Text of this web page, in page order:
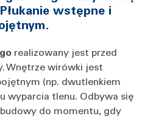
wstępne i
realizowany jest przed
Wnętrze wirówki jest
(np. dwutlenkiem
wyparcia tlenu. Odbywa się
do momentu, gdy